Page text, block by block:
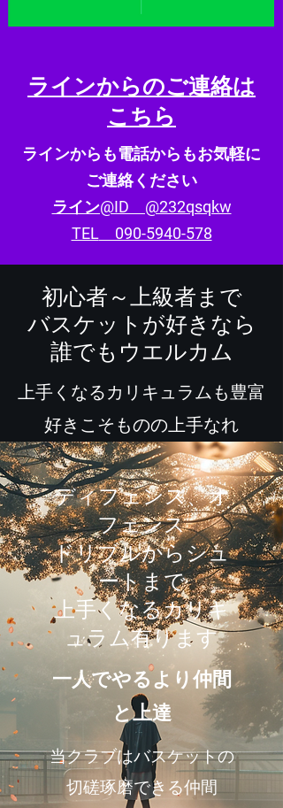
ラインからのご連絡は
こちら
ラインからも電話からもお気軽に
ご連絡ください
ライン@ID @232qsqkw
TEL 090-5940-578
初心者～上級者まで
​バスケットが好きなら
誰でもウエルカム
上手くなるカリキュラムも豊富​
​好きこそものの上手なれ
ディフェンス、オ
フェンス
ドリブルからシュ
ートまで
​上手くなるカリキ
ュラム有ります
​一人でやるより仲間
と上達
当クラブはバスケットの
切磋琢磨できる仲間